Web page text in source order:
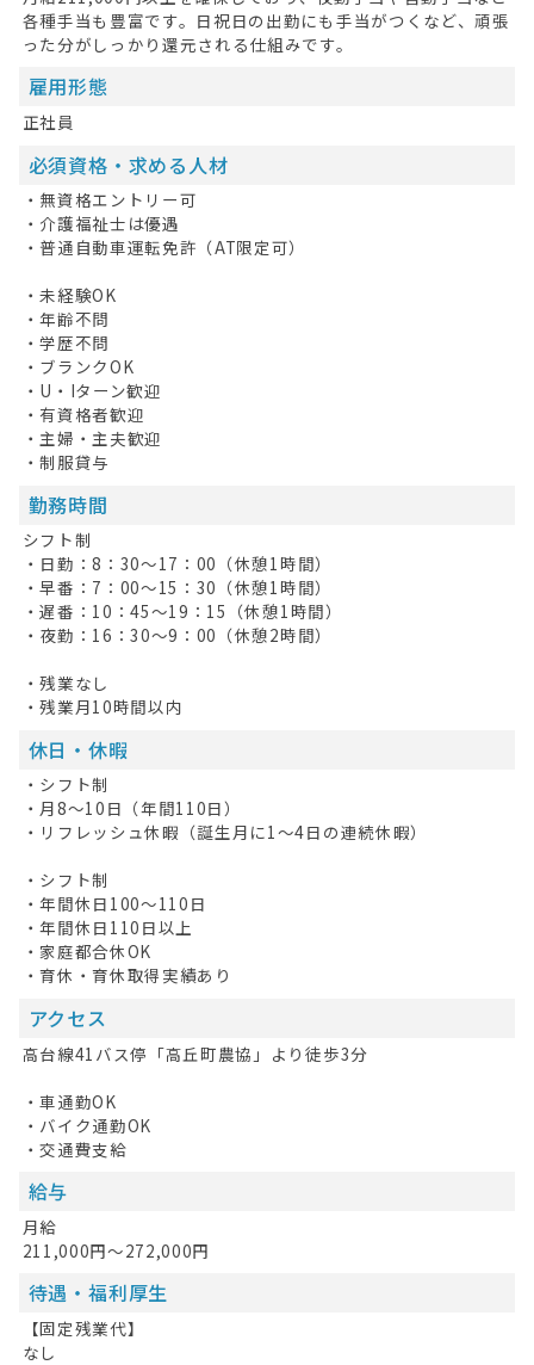
HOME
無料会員登録
ログイン
キープした求人
最近見た求人
お問い合わせ
掲載希望の方へ
各種手当も豊富です。日祝日の出勤にも手当がつくなど、頑張
った分がしっかり還元される仕組みです。
雇用形態
正社員
必須資格・求める人材
・無資格エントリー可
・介護福祉士は優遇
・普通自動車運転免許（AT限定可）
・未経験OK
・年齢不問
・学歴不問
・ブランクOK
・U・Iターン歓迎
・有資格者歓迎
・主婦・主夫歓迎
・制服貸与
勤務時間
シフト制
・日勤：8：30～17：00（休憩1時間）
・早番：7：00～15：30（休憩1時間）
・遅番：10：45～19：15（休憩1時間）
・夜勤：16：30～9：00（休憩2時間）
・残業なし
・残業月10時間以内
休日・休暇
・シフト制
・月8～10日（年間110日）
・リフレッシュ休暇（誕生月に1～4日の連続休暇）
・シフト制
・年間休日100～110日
・年間休日110日以上
・家庭都合休OK
・育休・育休取得実績あり
アクセス
高台線41バス停「高丘町農協」より徒歩3分
・車通勤OK
・バイク通勤OK
・交通費支給
給与
月給
211,000円～272,000円
待遇・福利厚生
【固定残業代】
なし